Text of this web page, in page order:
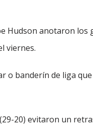
Hudson anotaron los
viernes.
o banderín de liga
20) evitaron un